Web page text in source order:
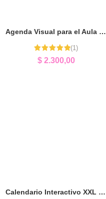
Agenda Visual para el Aula | Organización de Rutinas
Valorado
con5.00de
(1)
$2.300,00
Calendario Interactivo XXL | Herramienta Pedagógica para Aula